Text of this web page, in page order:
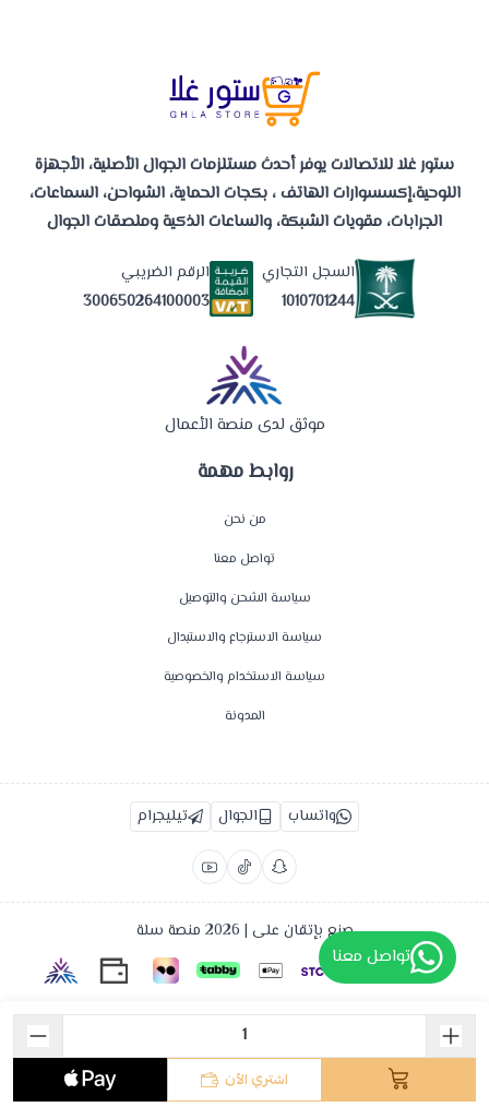
اشتري الآن
روابط مهمة
من نحن
تواصل معنا
سياسة الشحن والتوصيل
سياسة الاسترجاع والاستبدال
سياسة الاستخدام والخصوصية
المدونة
ستور غلا للاتصالات يوفر أحدث مستلزمات الجوال الأصلية، الأجهزة
اللوحية،إكسسوارات الهاتف ، بكجات الحماية، الشواحن، السماعات،
الجرابات، مقويات الشبكة، والساعات الذكية وملصقات الجوال
السجل التجاري
1010701244
الرقم الضريبي
300650264100003
موثق لدى منصة الأعمال
واتساب الجوال تيليجرام
صنع بإتقان على | 2026 منصة سلة
تواصل معنا